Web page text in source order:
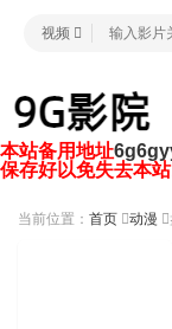
视频
本站备用地址
保存好以免失去本站
当前位置： 首页 动漫